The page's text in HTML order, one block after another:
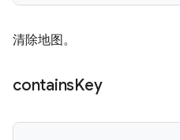
清除地图。
containsKey